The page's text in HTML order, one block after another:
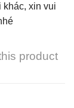
khác, xin vui
product